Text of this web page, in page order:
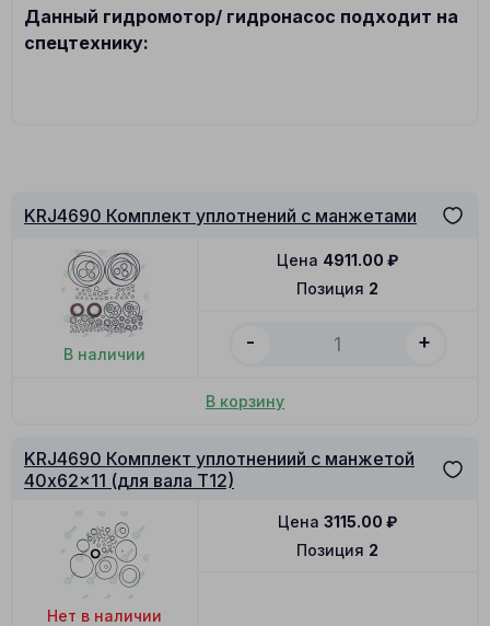
Данный гидромотор/ гидронасос подходит на
спецтехнику:
KRJ4690 Комплект уплотнений с манжетами
В наличии
Позиция 2
Цена 4911.00 ₽
- +
В корзину
KRJ4690 Комплект уплотнениий с манжетой
40x62x11 (для вала T12)
Нет в наличии
Позиция 2
Цена 3115.00 ₽